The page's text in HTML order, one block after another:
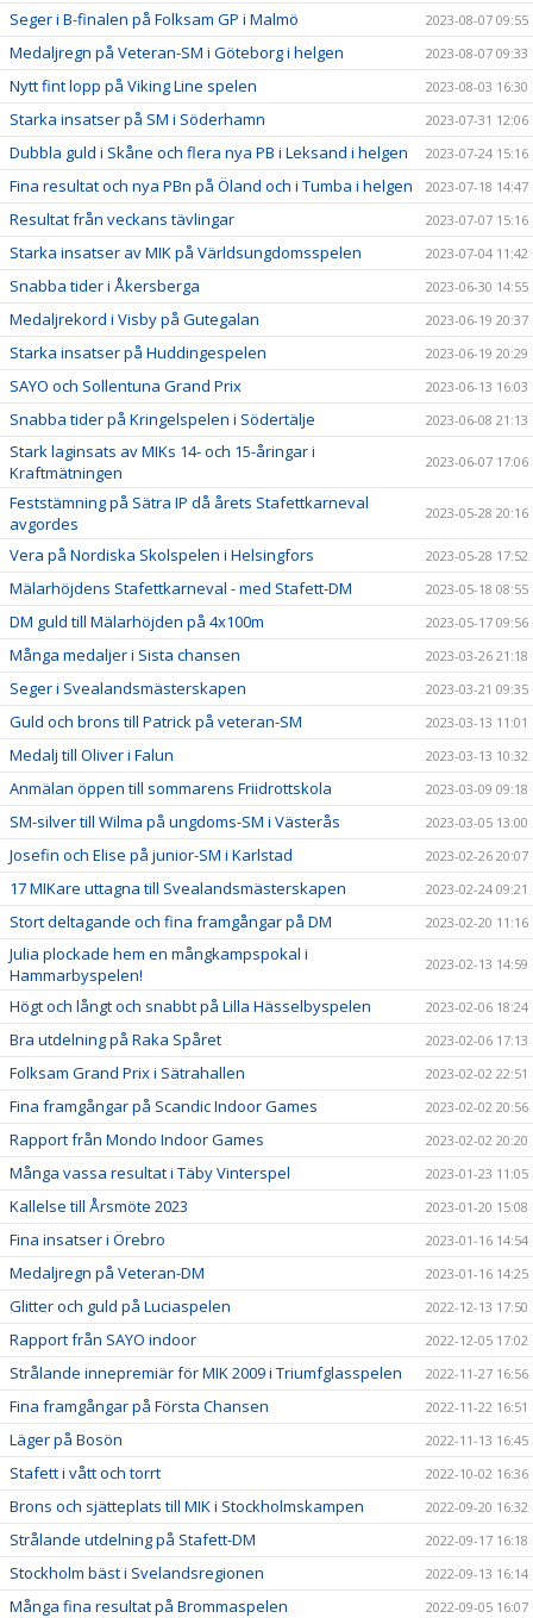
Seger i B-finalen på Folksam GP i Malmö 2023-08-07 09:55
Medaljregn på Veteran-SM i Göteborg i helgen 2023-08-07 09:33
Nytt fint lopp på Viking Line spelen 2023-08-03 16:30
Starka insatser på SM i Söderhamn 2023-07-31 12:06
Dubbla guld i Skåne och flera nya PB i Leksand i helgen 2023-07-24 15:16
Fina resultat och nya PBn på Öland och i Tumba i helgen 2023-07-18 14:47
Resultat från veckans tävlingar 2023-07-07 15:16
Starka insatser av MIK på Världsungdomsspelen 2023-07-04 11:42
Snabba tider i Åkersberga 2023-06-30 14:55
Medaljrekord i Visby på Gutegalan 2023-06-19 20:37
Starka insatser på Huddingespelen 2023-06-19 20:29
SAYO och Sollentuna Grand Prix 2023-06-13 16:03
Snabba tider på Kringelspelen i Södertälje 2023-06-08 21:13
Stark laginsats av MIKs 14- och 15-åringar i
Kraftmätningen
2023-06-07 17:06
Feststämning på Sätra IP då årets Stafettkarneval
avgordes
2023-05-28 20:16
Vera på Nordiska Skolspelen i Helsingfors 2023-05-28 17:52
Mälarhöjdens Stafettkarneval - med Stafett-DM 2023-05-18 08:55
DM guld till Mälarhöjden på 4x100m 2023-05-17 09:56
Många medaljer i Sista chansen 2023-03-26 21:18
Seger i Svealandsmästerskapen 2023-03-21 09:35
Guld och brons till Patrick på veteran-SM 2023-03-13 11:01
Medalj till Oliver i Falun 2023-03-13 10:32
Anmälan öppen till sommarens Friidrottskola 2023-03-09 09:18
SM-silver till Wilma på ungdoms-SM i Västerås 2023-03-05 13:00
Josefin och Elise på junior-SM i Karlstad 2023-02-26 20:07
17 MIKare uttagna till Svealandsmästerskapen 2023-02-24 09:21
Stort deltagande och fina framgångar på DM 2023-02-20 11:16
Julia plockade hem en mångkampspokal i
Hammarbyspelen!
2023-02-13 14:59
Högt och långt och snabbt på Lilla Hässelbyspelen 2023-02-06 18:24
Bra utdelning på Raka Spåret 2023-02-06 17:13
Folksam Grand Prix i Sätrahallen 2023-02-02 22:51
Fina framgångar på Scandic Indoor Games 2023-02-02 20:56
Rapport från Mondo Indoor Games 2023-02-02 20:20
Många vassa resultat i Täby Vinterspel 2023-01-23 11:05
Kallelse till Årsmöte 2023 2023-01-20 15:08
Fina insatser i Örebro 2023-01-16 14:54
Medaljregn på Veteran-DM 2023-01-16 14:25
Glitter och guld på Luciaspelen 2022-12-13 17:50
Rapport från SAYO indoor 2022-12-05 17:02
Strålande innepremiär för MIK 2009 i Triumfglasspelen 2022-11-27 16:56
Fina framgångar på Första Chansen 2022-11-22 16:51
Läger på Bosön 2022-11-13 16:45
Stafett i vått och torrt 2022-10-02 16:36
Brons och sjätteplats till MIK i Stockholmskampen 2022-09-20 16:32
Strålande utdelning på Stafett-DM 2022-09-17 16:18
Stockholm bäst i Svelandsregionen 2022-09-13 16:14
Många fina resultat på Brommaspelen 2022-09-05 16:07